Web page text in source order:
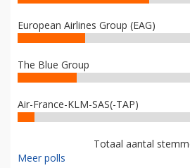
European Airlines Group (EAG)
The Blue Group
Air-France-KLM-SAS(-TAP)
Totaal aantal
Meer polls